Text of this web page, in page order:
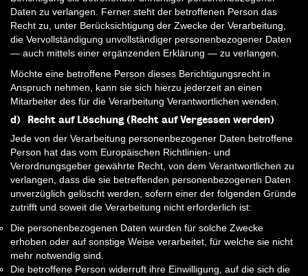
Daten zu verlangen. Ferner steht der betroffenen Person das
Recht zu, unter Berücksichtigung der Zwecke der Verarbeitung,
die Vervollständigung unvollständiger personenbezogener Daten
— auch mittels einer ergänzenden Erklärung — zu verlangen.
Möchte eine betroffene Person dieses Berichtigungsrecht in
Anspruch nehmen, kann sie sich hierzu jederzeit an einen
Mitarbeiter des für die Verarbeitung Verantwortlichen wenden.
d) Recht auf Löschung (Recht auf Vergessen werden)
Jede von der Verarbeitung personenbezogener Daten betroffene
Person hat das vom Europäischen Richtlinien- und
Verordnungsgeber gewährte Recht, von dem Verantwortlichen zu
verlangen, dass die sie betreffenden personenbezogenen Daten
unverzüglich gelöscht werden, sofern einer der folgenden Gründe
zutrifft und soweit die Verarbeitung nicht erforderlich ist:
Die personenbezogenen Daten wurden für solche Zwecke
erhoben oder auf sonstige Weise verarbeitet, für welche sie nicht
mehr notwendig sind.
Die betroffene Person widerruft ihre Einwilligung, auf die sich die